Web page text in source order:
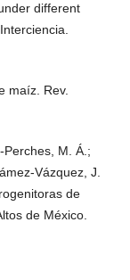
different
maíz. Rev.
M. Á.;
Vázquez, J.
de
de México.